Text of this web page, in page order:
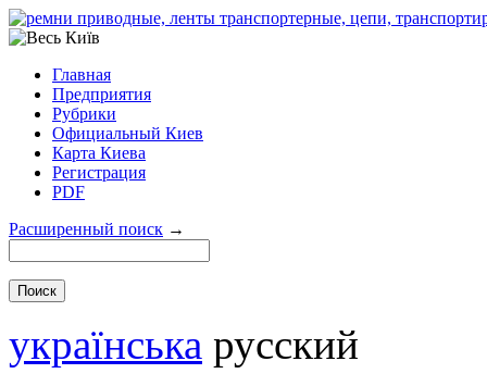
Главная
Предприятия
Рубрики
Официальный Киев
Карта Киева
Регистрация
PDF
Расширенный поиск →
українська русский